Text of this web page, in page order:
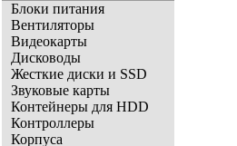
Блоки питания
Вентиляторы
Видеокарты
Дисководы
Жесткие диски и SSD
Звуковые карты
Контейнеры для HDD
Контроллеры
Корпуса